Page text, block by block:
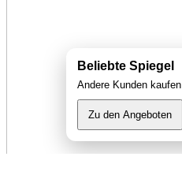
Beliebte Spiegel
Andere Kunden
Zu den Angeboten